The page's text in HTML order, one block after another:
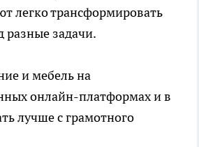
легко трансформировать
разные задачи.
и мебель на
онлайн-платформах и в
лучше с грамотного